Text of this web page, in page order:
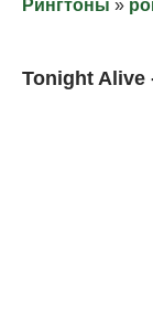
Рингтоны »
Tonight Alive